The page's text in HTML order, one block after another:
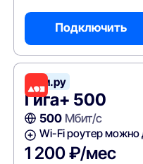
Подключить
Дом.ру
Гига+ 500
500Мбит/с
Wi-Fi роутер можно
1 200 ₽/мес